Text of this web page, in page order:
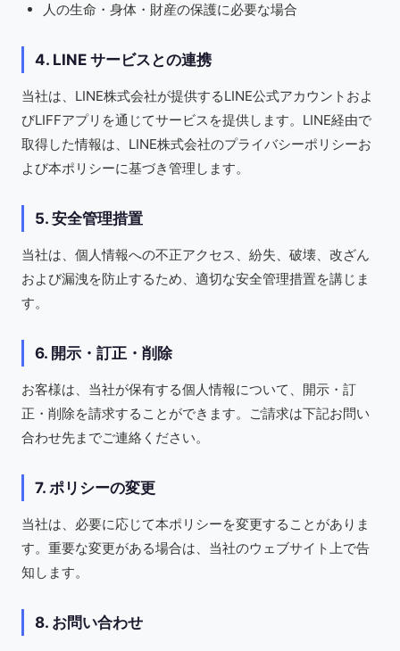
人の生命・身体・財産の保護に必要な場合
4. LINE サービスとの連携
当社は、LINE株式会社が提供するLINE公式アカウントおよ
びLIFFアプリを通じてサービスを提供します。LINE経由で
取得した情報は、LINE株式会社のプライバシーポリシーお
よび本ポリシーに基づき管理します。
5. 安全管理措置
当社は、個人情報への不正アクセス、紛失、破壊、改ざん
および漏洩を防止するため、適切な安全管理措置を講じま
す。
6. 開示・訂正・削除
お客様は、当社が保有する個人情報について、開示・訂
正・削除を請求することができます。ご請求は下記お問い
合わせ先までご連絡ください。
7. ポリシーの変更
当社は、必要に応じて本ポリシーを変更することがありま
す。重要な変更がある場合は、当社のウェブサイト上で告
知します。
8. お問い合わせ